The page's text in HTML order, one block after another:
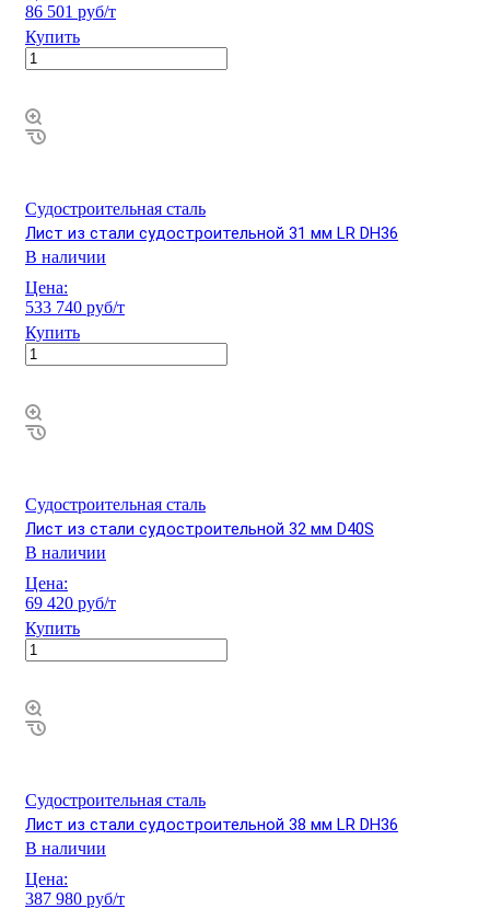
86 501 руб/т
Купить
Судостроительная сталь
Лист из стали судостроительной 31 мм LR DH36
В наличии
Цена:
533 740 руб/т
Купить
Судостроительная сталь
Лист из стали судостроительной 32 мм D40S
В наличии
Цена:
69 420 руб/т
Купить
Судостроительная сталь
Лист из стали судостроительной 38 мм LR DH36
В наличии
Цена:
387 980 руб/т